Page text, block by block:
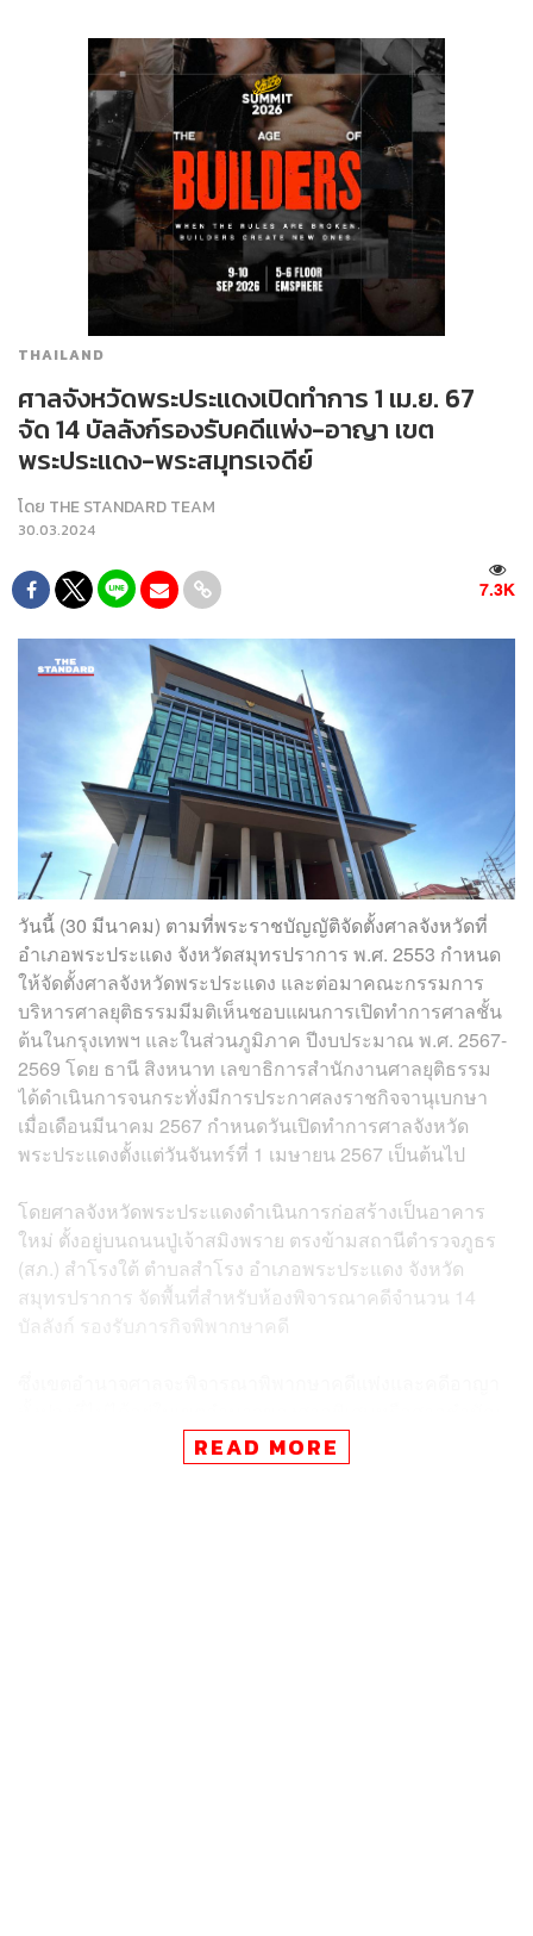
THAILAND
ศาลจังหวัดพระประแดงเปิดทำการ 1 เม.ย. 67
จัด 14 บัลลังก์รองรับคดีแพ่ง-อาญา เขต
พระประแดง-พระสมุทรเจดีย์
โดย THE STANDARD TEAM
30.03.2024
7.3K
วันนี้ (30 มีนาคม) ตามที่พระราชบัญญัติจัดตั้งศาลจังหวัดที่
อำเภอพระประแดง จังหวัดสมุทรปราการ พ.ศ. 2553 กำหนด
ให้จัดตั้งศาลจังหวัดพระประแดง และต่อมาคณะกรรมการ
บริหารศาลยุติธรรมมีมติเห็นชอบแผนการเปิดทำการศาลชั้น
ต้นในกรุงเทพฯ และในส่วนภูมิภาค ปีงบประมาณ พ.ศ. 2567-
2569 โดย ธานี สิงหนาท เลขาธิการสำนักงานศาลยุติธรรม
ได้ดำเนินการจนกระทั่งมีการประกาศลงราชกิจจานุเบกษา
เมื่อเดือนมีนาคม 2567 กำหนดวันเปิดทำการศาลจังหวัด
พระประแดงตั้งแต่วันจันทร์ที่ 1 เมษายน 2567 เป็นต้นไป
โดยศาลจังหวัดพระประแดงดำเนินการก่อสร้างเป็นอาคาร
ใหม่ ตั้งอยู่บนถนนปู่เจ้าสมิงพราย ตรงข้ามสถานีตำรวจภูธร
(สภ.) สำโรงใต้ ตำบลสำโรง อำเภอพระประแดง จังหวัด
สมุทรปราการ จัดพื้นที่สำหรับห้องพิจารณาคดีจำนวน 14
บัลลังก์ รองรับภารกิจพิพากษาคดี
พิเศษอื่นที่เกิดขึ้นในท้องที่ 2 อำเภอ คือ อำเภอพระประแดง
และอำเภอพระสมุทรเจดีย์ จังหวัดสมุทรปราการ
READ MORE